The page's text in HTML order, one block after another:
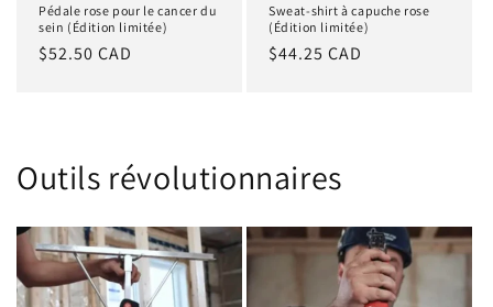
Pédale rose pour le cancer du
sein (Édition limitée)
Prix
$52.50 CAD
Sweat-shirt à capuche rose
(Édition limitée)
Prix
$44.25 CAD
Outils révolutionnaires